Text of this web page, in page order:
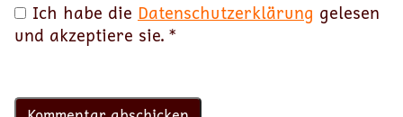
Ich habe die Datenschutzerklärung gelesen
und akzeptiere sie. *